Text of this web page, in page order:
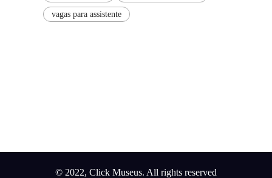
vagas para assistente
© 2022, Click Museus. All rights reserved